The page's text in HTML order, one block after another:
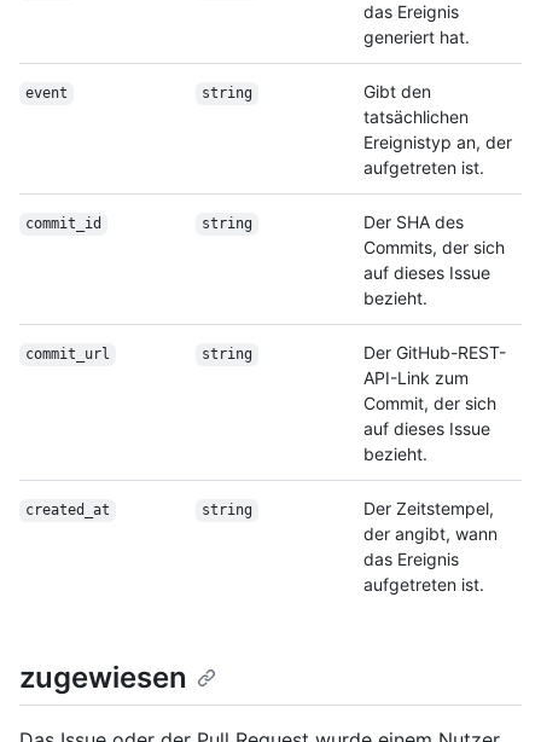
das Ereignis
generiert hat.
event string
Gibt den
tatsächlichen
Ereignistyp an, der
aufgetreten ist.
commit_id string
Der SHA des
Commits, der sich
auf dieses Issue
bezieht.
commit_url string
Der GitHub-REST-
API-Link zum
Commit, der sich
auf dieses Issue
bezieht.
created_at string
Der Zeitstempel,
der angibt, wann
das Ereignis
aufgetreten ist.
zugewiesen